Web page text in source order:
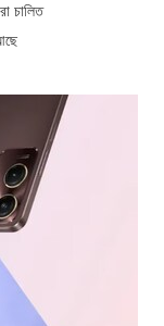
চালিত